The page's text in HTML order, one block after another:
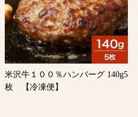
米沢牛１００％ハンバーグ 140g5
枚 【冷凍便】